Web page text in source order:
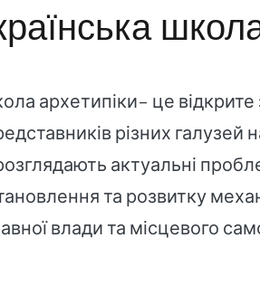
архетипіки– це
різних галузей
актуальні
та розвитку
влади та місцевого